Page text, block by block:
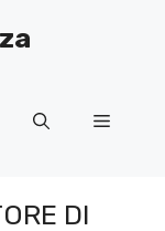
Menù
DI